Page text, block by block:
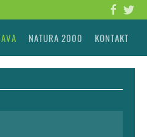
NATURA 2000 KONTAKT